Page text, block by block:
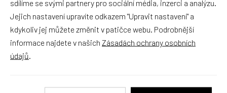
Zboží se stejným motivem
Deník malého poseroutky
16 - Velká šance - Jeff
Český výrobek Český výrobek
sdílíme se svými partnery pro sociální média, inzerci a analýzu.
Jejich nastavení upravíte odkazem "Upravit nastavení" a
kdykoliv jej můžete změnit v patičce webu. Podrobnější
informace najdete v našich Zásadách ochrany osobních
údajů